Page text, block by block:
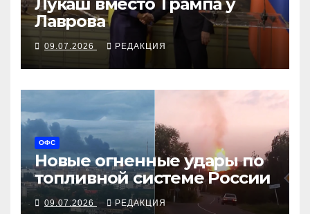
Лаврова
09.07.2026 РЕДАКЦИЯ
ОФС
Новые огненные удары по
топливной системе России
09.07.2026 РЕДАКЦИЯ